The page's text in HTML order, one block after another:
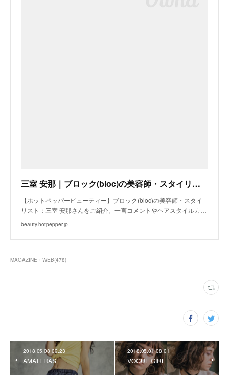
三室 安那｜ブロック(bloc)の美容師・スタイリスト｜ホットペッパービューティー
【ホットペッパービューティー】ブロック(bloc)の美容師・スタイ
リスト：三室 安那さんをご紹介。一言コメントやヘアスタイルカ…
beauty.hotpepper.jp
MAGAZINE・WEB(478)
2018.05.08 09:23
AMATERAS
2018.05.01 08:01
VOGUE GIRL